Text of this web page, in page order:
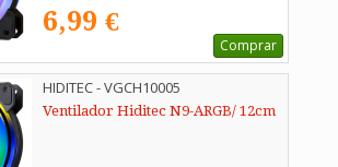
6,99 €
Comprar
HIDITEC - VGCH10005
Ventilador Hiditec N9-ARGB/ 12cm